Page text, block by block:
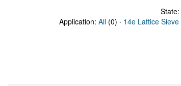
State:
Application: All (0) · 14e Lattice Sieve